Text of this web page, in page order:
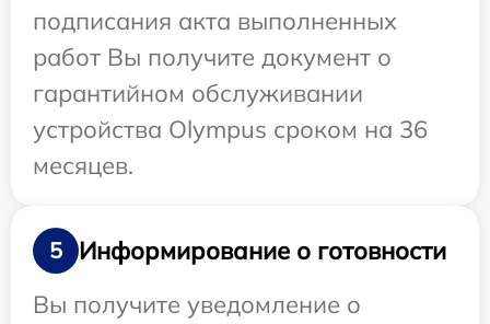
подписания акта выполненных
работ Вы получите документ о
гарантийном обслуживании
устройства Olympus сроком на 36
месяцев.
5
Информирование о готовности
Вы получите уведомление о